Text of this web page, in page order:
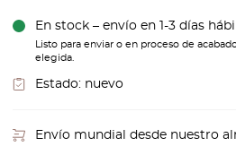
En stock – envío en 1-3 días
Listo para enviar o en proceso de
elegida.
Estado: nuevo
Envío mundial desde nuestro